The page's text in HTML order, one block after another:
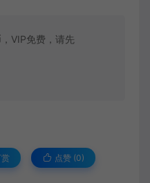
VIP免费，请先
点赞 (0)